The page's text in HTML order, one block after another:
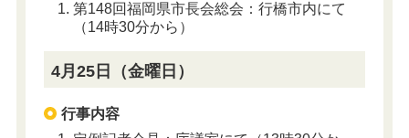
第148回福岡県市長会総会：行橋市内にて
（14時30分から）
4月25日（金曜日）
行事内容